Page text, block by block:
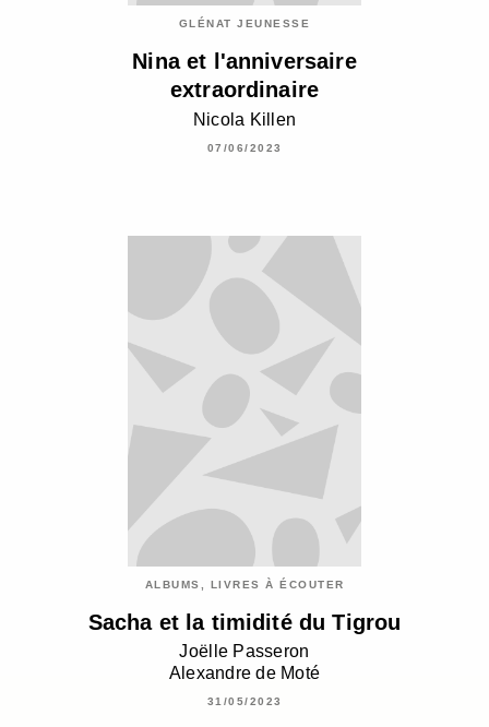
GLÉNAT JEUNESSE
Nina et l'anniversaire
extraordinaire
Nicola Killen
07/06/2023
ALBUMS, LIVRES À ÉCOUTER
Sacha et la timidité du Tigrou
Joëlle Passeron
Alexandre de Moté
31/05/2023